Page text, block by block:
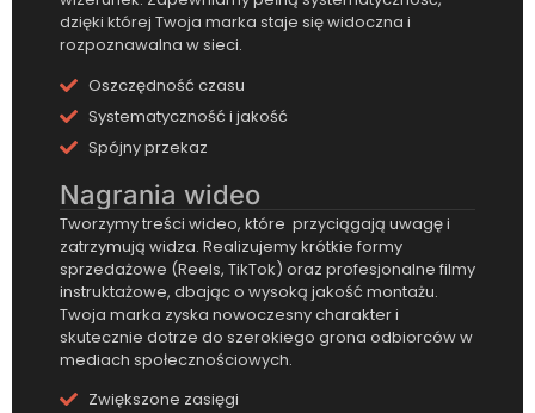
dzięki której Twoja marka staje się widoczna i
rozpoznawalna w sieci.
Oszczędność czasu
Systematyczność i jakość
Spójny przekaz
Nagrania wideo
Tworzymy treści wideo, które przyciągają uwagę i
zatrzymują widza. Realizujemy krótkie formy
sprzedażowe (Reels, TikTok) oraz profesjonalne filmy
instruktażowe, dbając o wysoką jakość montażu.
Twoja marka zyska nowoczesny charakter i
skutecznie dotrze do szerokiego grona odbiorców w
mediach społecznościowych.
Zwiększone zasięgi